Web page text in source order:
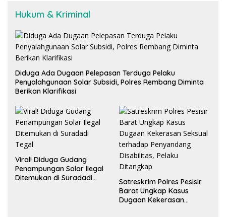
Hukum & Kriminal
Diduga Ada Dugaan Pelepasan Terduga Pelaku
Penyalahgunaan Solar Subsidi, Polres Rembang Diminta
Berikan Klarifikasi
Viral! Diduga Gudang
Penampungan Solar Ilegal
Ditemukan di Suradadi
Satreskrim Polres Pesisir
Barat Ungkap Kasus
Dugaan Kekerasan